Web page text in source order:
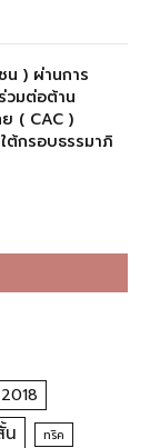
น ) ผ่านการ
วมต่อต้าน
( CAC )
ต้กรอบธรรมาภิ
น ทริค